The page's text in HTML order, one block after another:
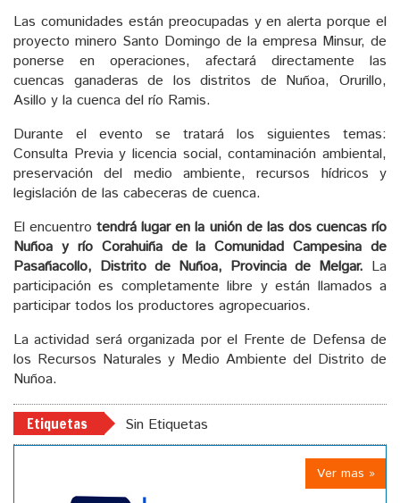
Las comunidades están preocupadas y en alerta porque el
proyecto minero Santo Domingo de la empresa Minsur, de
ponerse en operaciones, afectará directamente las
cuencas ganaderas de los distritos de Nuñoa, Orurillo,
Asillo y la cuenca del río Ramis.
Durante el evento se tratará los siguientes temas:
Consulta Previa y licencia social, contaminación ambiental,
preservación del medio ambiente, recursos hídricos y
legislación de las cabeceras de cuenca.
El encuentrotendrá lugar en la unión de las dos cuencas río
Nuñoa y río Corahuiña de la Comunidad Campesina de
Pasañacollo, Distrito de Nuñoa, Provincia de Melgar. La
participación es completamente libre y están llamados a
participar todos los productores agropecuarios.
La actividad será organizada por el Frente de Defensa de
los Recursos Naturales y Medio Ambiente del Distrito de
Nuñoa.
Etiquetas Sin Etiquetas
Ver mas »